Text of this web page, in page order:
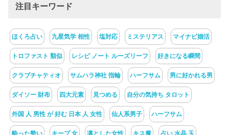
注目キーワード
ほくろ占い 九星気学 相性 塩対応 ミステリアス マイナビ婚活
トロファスト 類似 レシピ ノート ルーズリーフ 好きになる瞬間
クラブチャティオ サムハラ神社 指輪 ハーフサム 男に好かれる男
ダイソー 財布 四大元素 見つめる 自分の気持ち タロット
外国 人 男性 が 好む 日本 人 女性 仙人系男子 ハーフサム
酔った勢い キープ 女 凛とした女性 キス魔 占い 水晶 玉